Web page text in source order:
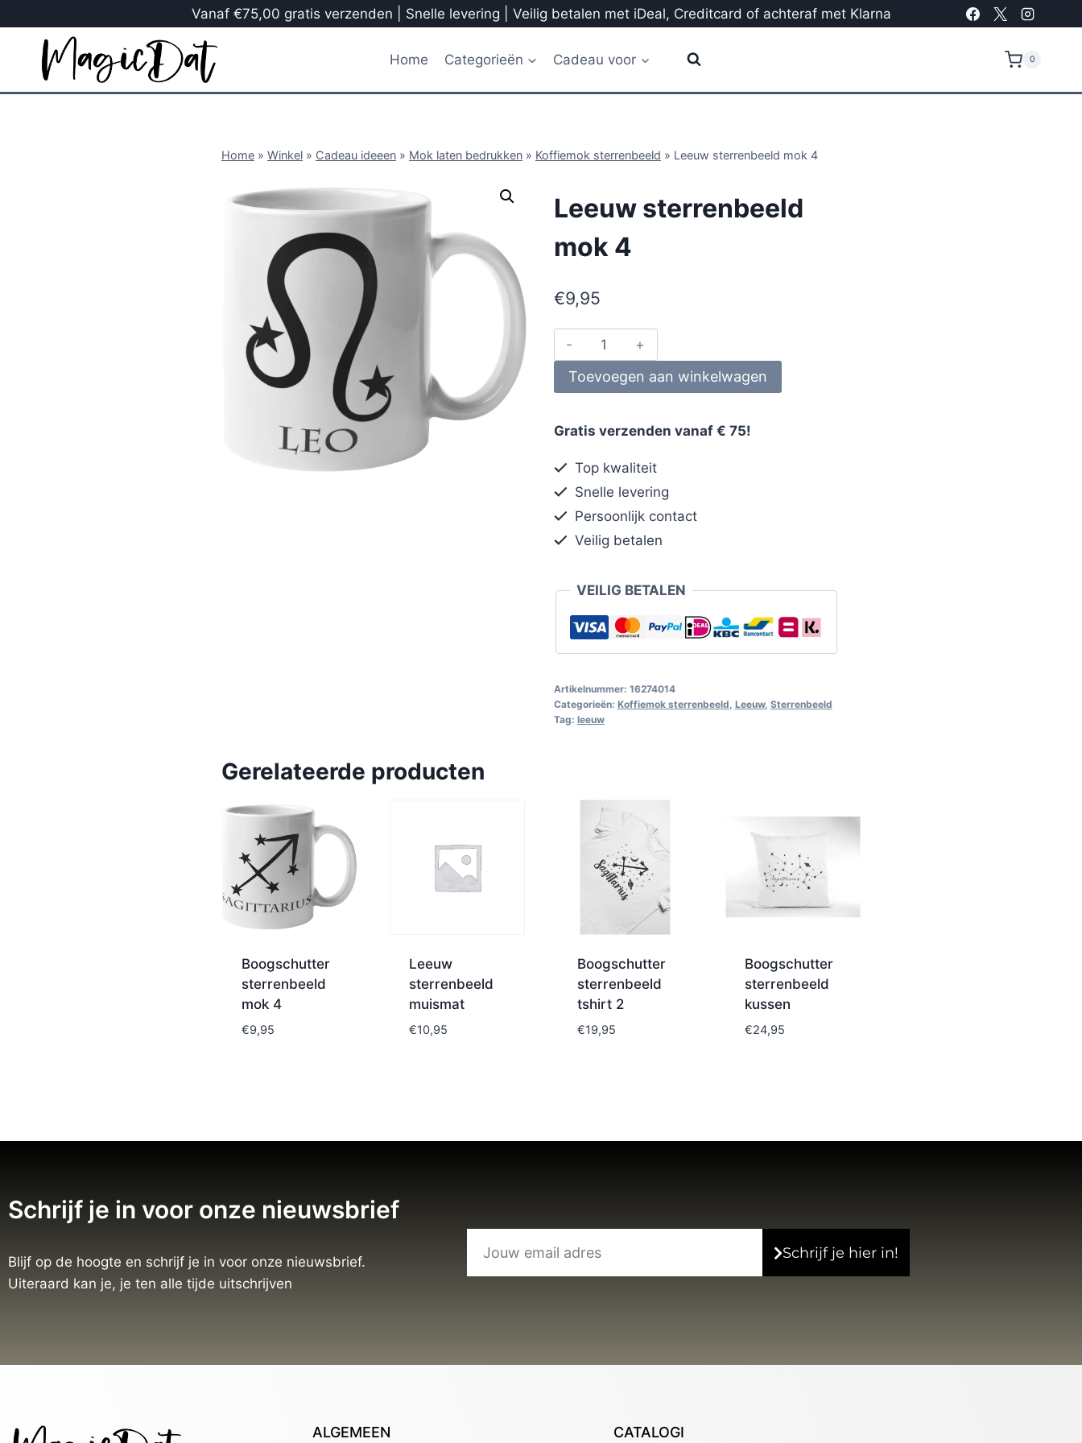
Vanaf €75,00 gratis verzenden | Snelle levering | Veilig betalen met iDeal, Creditcard of achteraf met Klarna
Home Categorieën Cadeau voor 0
Home » Winkel » Cadeau ideeen » Mok laten bedrukken » Koffiemok sterrenbeeld » Leeuw sterrenbeeld mok 4
Leeuw sterrenbeeld
mok 4
€9,95
Toevoegen aan winkelwagen
Gratis verzenden vanaf € 75!
Top kwaliteit
Snelle levering
Persoonlijk contact
Veilig betalen
VEILIG BETALEN
Artikelnummer: 16274014
Categorieën: Koffiemok sterrenbeeld Leeuw, Sterrenbeeld
Tag: leeuw
Gerelateerde producten
Boogschutter
sterrenbeeld
mok 4
€9,95
Leeuw
sterrenbeeld
muismat
€10,95
Boogschutter
sterrenbeeld
tshirt 2
€19,95
Boogschutter
sterrenbeeld
kussen
€24,95
Schrijf je in voor onze nieuwsbrief
Blijf op de hoogte en schrijf je in voor onze nieuwsbrief.
Uiteraard kan je, je ten alle tijde uitschrijven
Schrijf je hier in!
ALGEMEEN CATALOGI